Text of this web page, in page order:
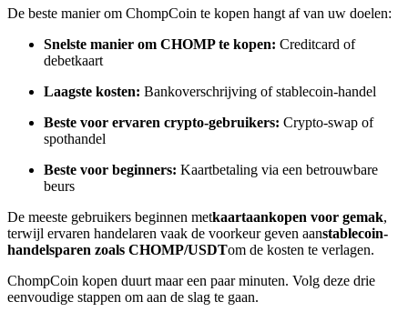
Geniet van winstdeling en copy trading commissies
De beste manier om ChompCoin te kopen hangt af van uw doelen:
Snelste manier om CHOMP te kopen: Creditcard of
debetkaart
Laagste kosten: Bankoverschrijving of stablecoin-handel
Beste voor ervaren crypto-gebruikers: Crypto-swap of
spothandel
Beste voor beginners: Kaartbetaling via een betrouwbare
beurs
De meeste gebruikers beginnen metkaartaankopen voor gemak,
terwijl ervaren handelaren vaak de voorkeur geven aanstablecoin-
handelsparen zoals CHOMP/USDTom de kosten te verlagen.
ChompCoin kopen duurt maar een paar minuten. Volg deze drie
eenvoudige stappen om aan de slag te gaan.